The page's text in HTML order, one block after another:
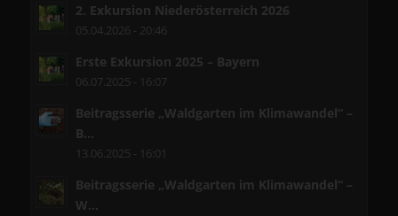
2. Exkursion Niederösterreich 2026
05.04.2026 - 20:46
Erste Exkursion 2025 – Bayern
06.07.2025 - 16:07
Beitragsserie „Waldgarten im Klimawandel“ –
B...
13.06.2025 - 16:01
Beitragsserie „Waldgarten im Klimawandel“ –
W...